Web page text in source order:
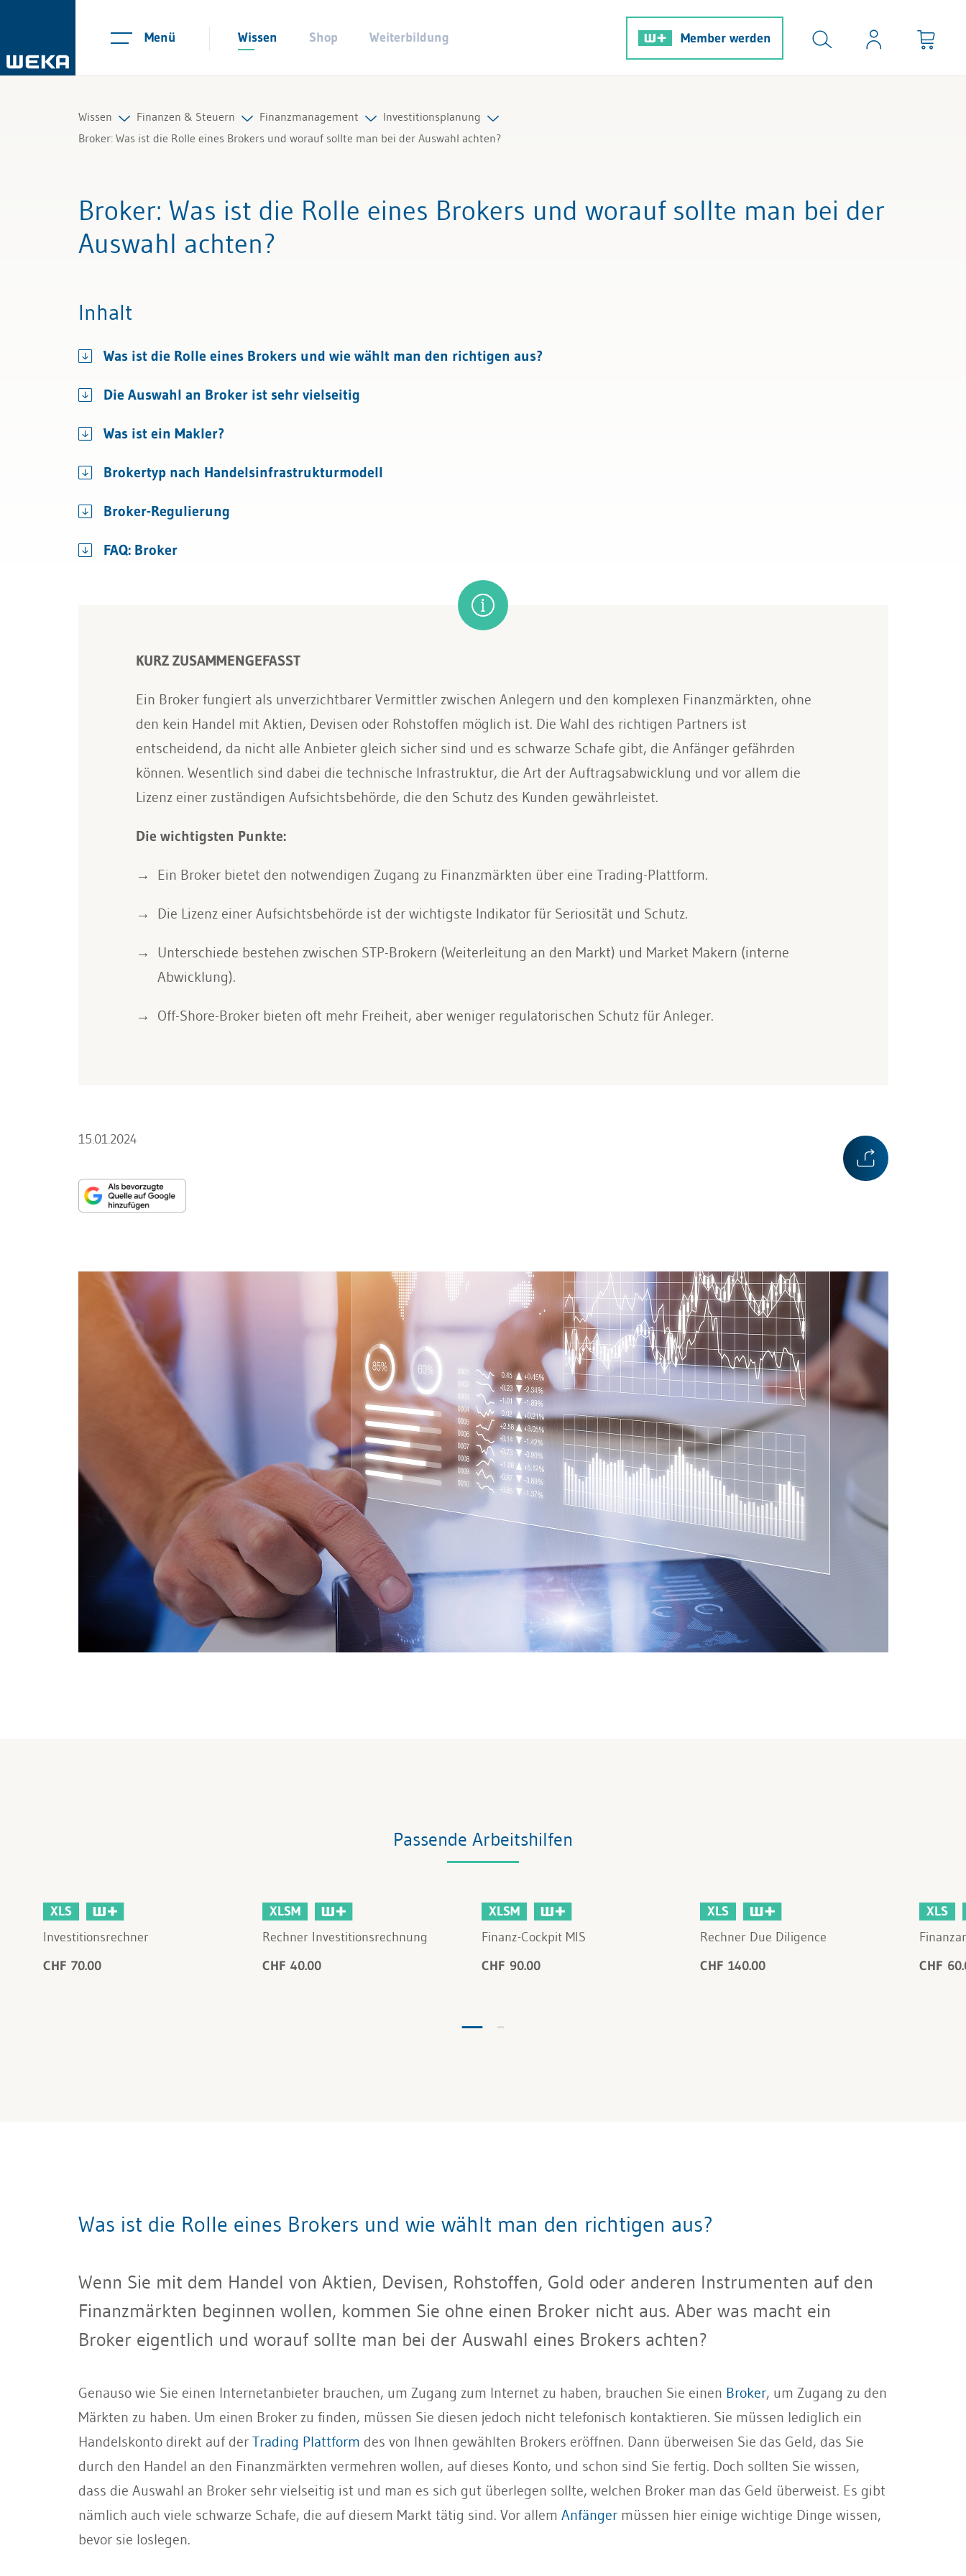
Menü Wissen Shop Weiterbildung Member werden
Wissen
Management
Führung & Kompetenzen
Recht
Bau & Immobilien
Finanzen & Steuern
Finanzmanagement
IKS und Risikomanagement
Rechnungslegung und Berichterstattung
Rechnungswesen
Steuern
Finanzmanagement
Finanzanalyse
Finanzierung und Sicherheiten
Investitionsplanung
Alle Arbeitshilfen
Broker: Was ist die Rolle eines Brokers und worauf sollte man bei der Auswahl achten?
Broker: Was ist die Rolle eines Brokers und worauf sollte man bei der
Auswahl achten?
Inhalt
Was ist die Rolle eines Brokers und wie wählt man den richtigen aus?
Die Auswahl an Broker ist sehr vielseitig
Was ist ein Makler?
Brokertyp nach Handelsinfrastrukturmodell
Broker-Regulierung
FAQ: Broker
KURZ ZUSAMMENGEFASST
Ein Broker fungiert als unverzichtbarer Vermittler zwischen Anlegern und den komplexen Finanzmärkten, ohne
den kein Handel mit Aktien, Devisen oder Rohstoffen möglich ist. Die Wahl des richtigen Partners ist
entscheidend, da nicht alle Anbieter gleich sicher sind und es schwarze Schafe gibt, die Anfänger gefährden
können. Wesentlich sind dabei die technische Infrastruktur, die Art der Auftragsabwicklung und vor allem die
Lizenz einer zuständigen Aufsichtsbehörde, die den Schutz des Kunden gewährleistet.
Die wichtigsten Punkte:
Ein Broker bietet den notwendigen Zugang zu Finanzmärkten über eine Trading-Plattform.
Die Lizenz einer Aufsichtsbehörde ist der wichtigste Indikator für Seriosität und Schutz.
Unterschiede bestehen zwischen STP-Brokern (Weiterleitung an den Markt) und Market Makern (interne
Abwicklung).
Off-Shore-Broker bieten oft mehr Freiheit, aber weniger regulatorischen Schutz für Anleger.
15.01.2024
Passende Arbeitshilfen
XLS
Investitionsrechner
CHF 70.00
XLSM
Rechner Investitionsrechnung
CHF 40.00
XLSM
Finanz-Cockpit MIS
CHF 90.00
XLS
Rechner Due Diligence
CHF 140.00
XLS
CHF
Was ist die Rolle eines Brokers und wie wählt man den richtigen aus?
Wenn Sie mit dem Handel von Aktien, Devisen, Rohstoffen, Gold oder anderen Instrumenten auf den
Finanzmärkten beginnen wollen, kommen Sie ohne einen Broker nicht aus. Aber was macht ein
Broker eigentlich und worauf sollte man bei der Auswahl eines Brokers achten?
Genauso wie Sie einen Internetanbieter brauchen, um Zugang zum Internet zu haben, brauchen Sie einen Broker, um Zugang zu den
Märkten zu haben. Um einen Broker zu finden, müssen Sie diesen jedoch nicht telefonisch kontaktieren. Sie müssen lediglich ein
Handelskonto direkt auf der Trading Plattform des von Ihnen gewählten Brokers eröffnen. Dann überweisen Sie das Geld, das Sie
durch den Handel an den Finanzmärkten vermehren wollen, auf dieses Konto, und schon sind Sie fertig. Doch sollten Sie wissen,
dass die Auswahl an Broker sehr vielseitig ist und man es sich gut überlegen sollte, welchen Broker man das Geld überweist. Es gibt
nämlich auch viele schwarze Schafe, die auf diesem Markt tätig sind. Vor allem Anfängermüssen hier einige wichtige Dinge wissen,
bevor sie loslegen.